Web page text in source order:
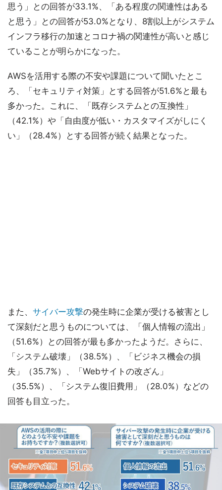
思う」との回答が33.1%、「ある程度の関連性はある
と思う」との回答が53.0%となり、8割以上がシステム
インフラ移行の加速とコロナ禍の関連性が高いと感じ
ていることが明らかになった。
AWSを活用する際の不安や課題について聞いたとこ
ろ、「セキュリティ対策」とする回答が51.6%と最も
多かった。これに、「既存システムとの互換性」
（42.1%）や「自由度が低い・カスタマイズがしにく
い」（28.4%）とする回答が続く結果となった。
また、 サイバー攻撃の発生時に企業が受ける被害とし
て深刻だと思うものについては、「個人情報の流出」
（51.6%）との回答が最も多かったようだ。さらに、
「システム破壊」（38.5%）、「ビジネス機会の損
失」（35.7%）、「Webサイトの改ざん」
（35.5%）、「システム復旧費用」（28.0%）などの
回答も目立った。